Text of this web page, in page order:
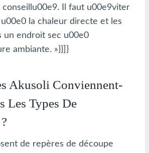
conseillu00e9. Il faut u00e9viter
la chaleur directe et les
un endroit sec u00e0
ambiante. »}}]}
Akusoli Conviennent-
Les Types De
de repères de découpe